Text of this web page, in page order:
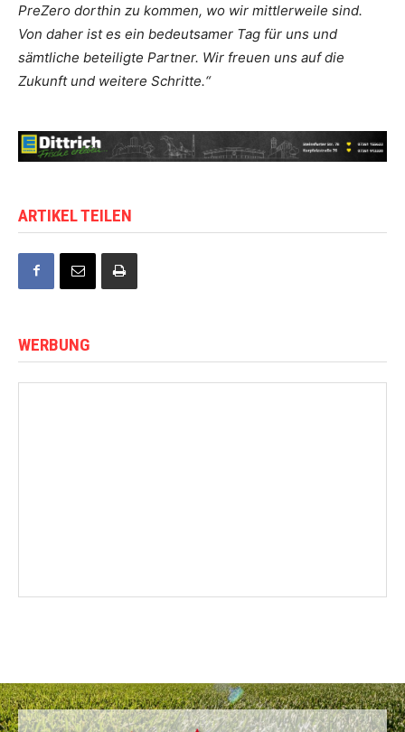
PreZero dorthin zu kommen, wo wir mittlerweile sind.
Von daher ist es ein bedeutsamer Tag für uns und
sämtliche beteiligte Partner. Wir freuen uns auf die
Zukunft und weitere Schritte.“
ARTIKEL TEILEN
WERBUNG